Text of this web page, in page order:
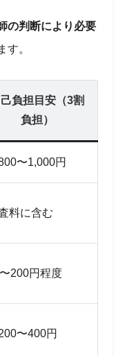
の判断により必要
す。
負担目安（3割
負担）
〜1,000円
料に含む
200円程度
〜400円